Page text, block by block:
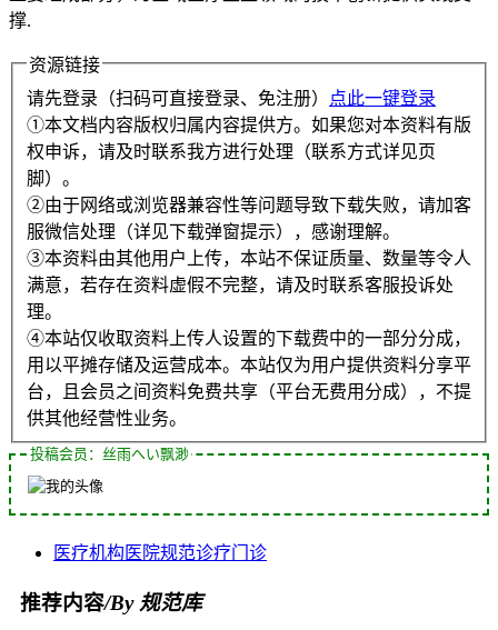
撑.
资源链接
请先登录（扫码可直接登录、免注册）
点此一键登录
①本文档内容版权归属内容提供方。如果您对本资料有版
权申诉，请及时联系我方进行处理（联系方式详见页
脚）。
②由于网络或浏览器兼容性等问题导致下载失败，请加客
服微信处理（详见下载弹窗提示），感谢理解。
③本资料由其他用户上传，本站不保证质量、数量等令人
满意，若存在资料虚假不完整，请及时联系客服投诉处
理。
④本站仅收取资料上传人设置的下载费中的一部分分成，
用以平摊存储及运营成本。本站仅为用户提供资料分享平
台，且会员之间资料免费共享（平台无费用分成），不提
供其他经营性业务。
投稿会员：丝雨へい飘渺
医疗机构 医院规范诊疗门诊
推荐内容/By 规范库